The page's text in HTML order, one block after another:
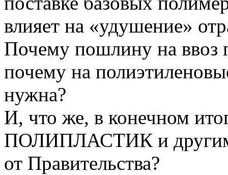
влияет на «удушение»
Почему пошлину на ввоз
почему на
нужна?
И, что же, в конечном
ПОЛИПЛАСТИК и другим
от Правительства?